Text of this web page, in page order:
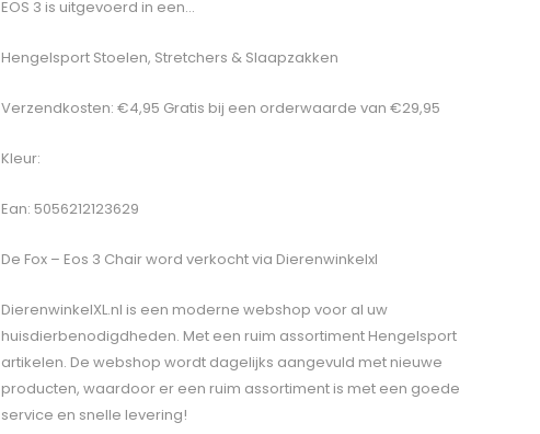
EOS 3 is uitgevoerd in een…
Hengelsport Stoelen, Stretchers & Slaapzakken
Verzendkosten: €4,95 Gratis bij een orderwaarde van €29,95
Kleur:
Ean: 5056212123629
De Fox – Eos 3 Chairword verkocht via Dierenwinkelxl
DierenwinkelXL.nl is een moderne webshop voor al uw
huisdierbenodigdheden. Met een ruim assortiment Hengelsport
artikelen. De webshop wordt dagelijks aangevuld met nieuwe
producten, waardoor er een ruim assortiment is met een goede
service en snelle levering!